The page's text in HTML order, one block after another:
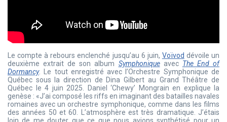
Le compte à rebours enclenché jusqu’au 6 juin, Voïvod dévoile un
deuxième extrait de son album Symphoniqueavec The End of
Dormancy. Le tout enregistré avec l’Orchestre Symphonique de
Québec sous la direction de Dina Gilbert au Grand Théâtre de
Québec le 4 juin 2025. Daniel ‘Chewy’ Mongrain en explique la
genèse : «J’ai composé les riffs en imaginant des batailles navales
romaines avec un orchestre symphonique, comme dans les films
des années 50 et 60. L’atmosphère est très dramatique. J’étais
loin de me douter que ce que nous avions synthétisé pour un